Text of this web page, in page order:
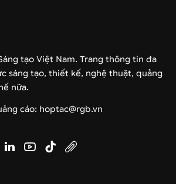
tạo Việt Nam. Trang thông tin đa
sáng tạo, thiết kế, nghệ thuật, quảng
nữa.
cáo: hoptac@rgb.vn